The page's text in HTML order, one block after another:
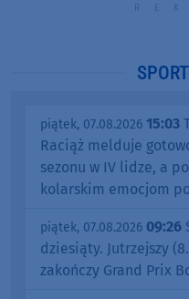
SPORT
piątek, 07.08.2026 15:03
Raciąż melduje
sezonu w IV lidze, a
kolarskim emocjom
piątek, 07.08.2026 09:26
dziesiąty. Jutrzejszy
zakończy Grand Prix